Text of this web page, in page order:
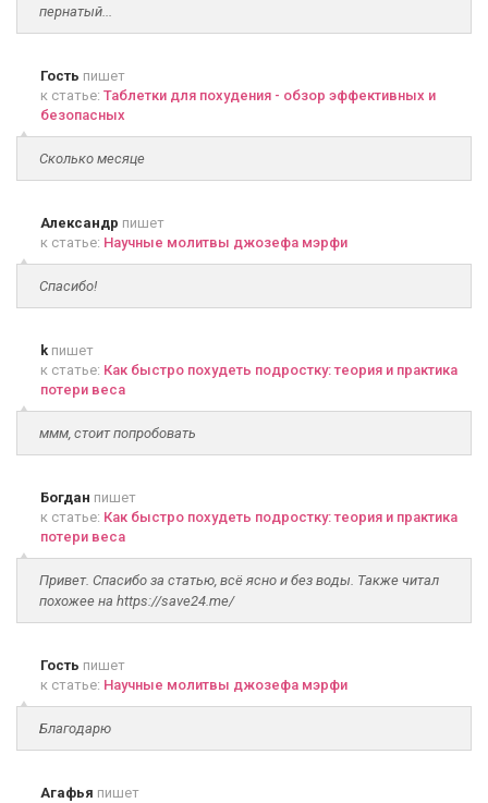
пернатый...
Гость пишет
к статье: Таблетки для похудения - обзор эффективных и
безопасных
Сколько месяце
Александр пишет
к статье: Научные молитвы джозефа мэрфи
Спасибо!
k пишет
к статье: Как быстро похудеть подростку: теория и практика
потери веса
ммм, стоит попробовать
Богдан пишет
к статье: Как быстро похудеть подростку: теория и практика
потери веса
Привет. Спасибо за статью, всё ясно и без воды. Также читал
похожее на https://save24.me/
Гость пишет
к статье: Научные молитвы джозефа мэрфи
Благодарю
Агафья пишет